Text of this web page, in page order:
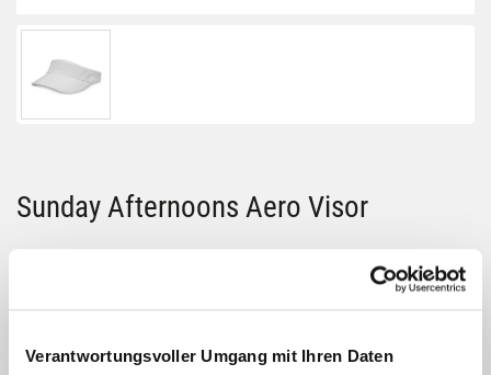
Verantwortungsvoller Umgang mit Ihren Daten
Sunday Afternoons Aero Visor